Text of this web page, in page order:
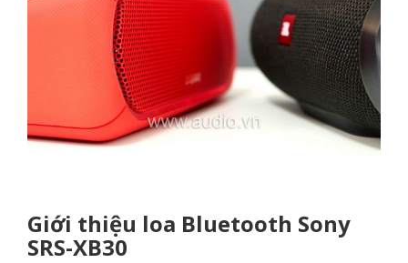
Giới thiệu loa Bluetooth Sony
SRS-XB30